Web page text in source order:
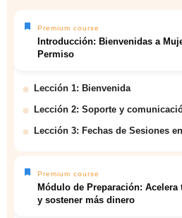
Premium course
Introducción: Bienvenidas a
Permiso
Lección 1: Bienvenida
Lección 2: Soporte y
Lección 3: Fechas de Sesiones
Premium course
Módulo de Preparación:
y sostener más dinero